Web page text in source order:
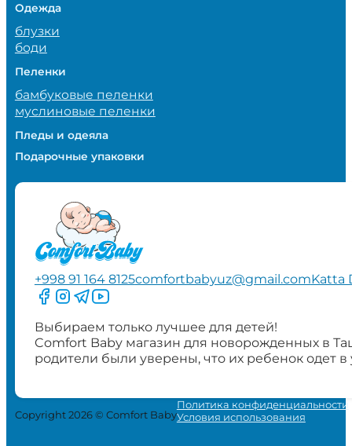
Одежда
блузки
боди
Пеленки
бамбуковые пеленки
муслиновые пеленки
Пледы и одеяла
Подарочные упаковки
+998 91 164 8125comfortbabyuz@gmail.comKatta
Следите за нами на Facebook
Следите за нами в Instagram
Следите за нами в Telegram
Следите за нами в YouTube
Выбираем только лучшее для детей!
Comfort Baby магазин для новорожденных в
родители были уверены, что их ребенок одет
Copyright 2026 © Comfort Baby
Политика конфиденциальности
Условия использования